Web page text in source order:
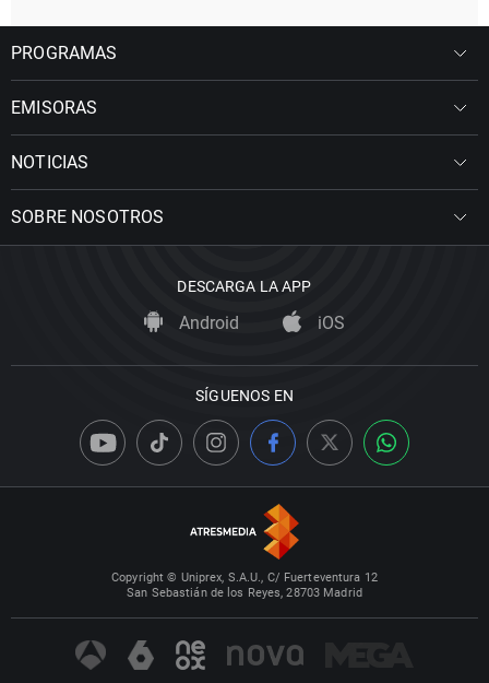
PROGRAMAS
EMISORAS
NOTICIAS
SOBRE NOSOTROS
DESCARGA LA APP
Android iOS
SÍGUENOS EN
Copyright © Uniprex, S.A.U., C/ Fuerteventura 12
San Sebastián de los Reyes, 28703 Madrid